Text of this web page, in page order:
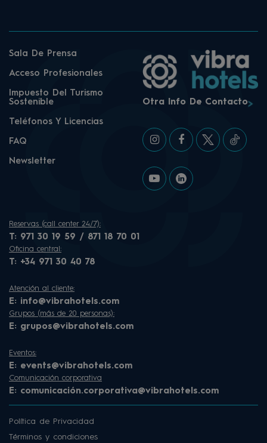
Sala De Prensa
Acceso Profesionales
Impuesto Del Turismo
Sostenible
Teléfonos Y Licencias
FAQ
Newsletter
Otra Info De Contacto
Reservas (call center 24/7):
T: 971 30 19 59 / 871 18 70 01
Oficina central:
T: +34 971 30 40 78
Atención al cliente:
E: info@vibrahotels.com
Grupos (más de 20 personas):
E: grupos@vibrahotels.com
Eventos:
E: events@vibrahotels.com
Comunicación corporativa
E: comunicación.corporativa@vibrahotels.com
Política de Privacidad
Términos y condiciones